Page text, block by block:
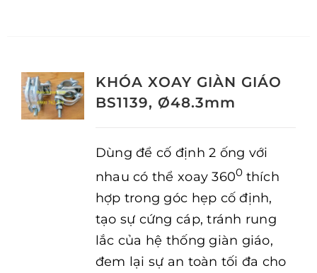
KHÓA XOAY GIÀN GIÁO
BS1139, Ø48.3mm
Dùng để cố định 2 ống với
nhau có thể xoay 3600 thích
hợp trong góc hẹp cố định,
tạo sự cứng cáp, tránh rung
lắc của hệ thống giàn giáo,
đem lại sự an toàn tối đa cho